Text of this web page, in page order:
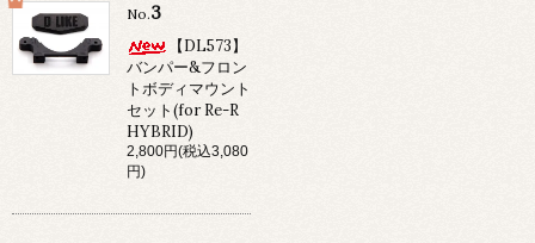
No.3
【DL573】
バンパー&フロン
トボディマウント
セット(for Re-R
HYBRID)
2,800円(税込3,080
円)